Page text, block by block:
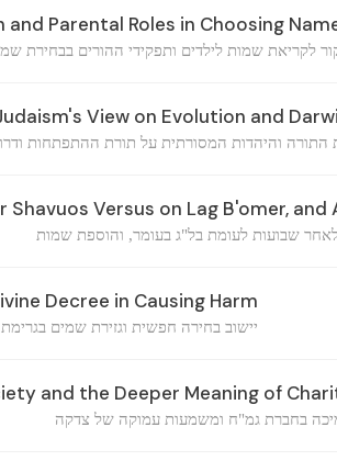
Parental Roles in Choosing
לקריאת שמות לילדים ותפקידי ההורים בבחירת
View on Evolution and
והיהדות המסורתית על תורת ההתפתחות
Versus on Lag B'omer, and
שבועות לעומת בל"ג בעומר, והוספת שמות
Decree in Causing Harm
יישוב בחירה חפשית וגזירת שמים בגרימת
and the Deeper Meaning of
בחברת גמ"ח ומשמעות עמוקה של צדקה